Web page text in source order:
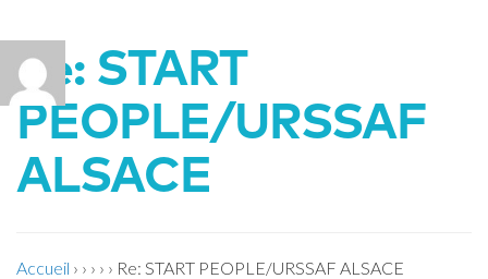
Re: START
PEOPLE/URSSAF
ALSACE
Accueil › › › › › Re: START PEOPLE/URSSAF ALSACE